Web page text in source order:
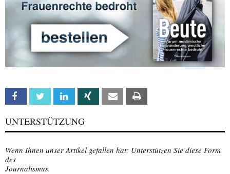
Facebook Twitter Linkedin Xing Email
UNTERSTÜTZUNG
Wenn Ihnen unser Artikel gefallen hat: Unterstützen Sie diese Form
des
Journalismus.